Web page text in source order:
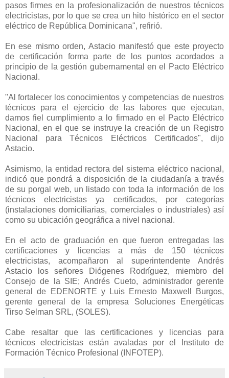
pasos firmes en la profesionalización de nuestros técnicos
electricistas, por lo que se crea un hito histórico en el sector
eléctrico de República Dominicana", refirió.
En ese mismo orden, Astacio manifestó que este proyecto
de certificación forma parte de los puntos acordados a
principio de la gestión gubernamental en el Pacto Eléctrico
Nacional.
"Al fortalecer los conocimientos y competencias de nuestros
técnicos para el ejercicio de las labores que ejecutan,
damos fiel cumplimiento a lo firmado en el Pacto Eléctrico
Nacional, en el que se instruye la creación de un Registro
Nacional para Técnicos Eléctricos Certificados", dijo
Astacio.
Asimismo, la entidad rectora del sistema eléctrico nacional,
indicó que pondrá a disposición de la ciudadanía a través
de su porgal web, un listado con toda la información de los
técnicos electricistas ya certificados, por categorías
(instalaciones domiciliarias, comerciales o industriales) así
como su ubicación geográfica a nivel nacional.
En el acto de graduación en que fueron entregadas las
certificaciones y licencias a más de 150 técnicos
electricistas, acompañaron al superintendente Andrés
Astacio los señores Diógenes Rodríguez, miembro del
Consejo de la SIE; Andrés Cueto, administrador gerente
general de EDENORTE y Luis Ernesto Maxwell Burgos,
gerente general de la empresa Soluciones Energéticas
Tirso Selman SRL, (SOLES).
Cabe resaltar que las certificaciones y licencias para
técnicos electricistas están avaladas por el Instituto de
Formación Técnico Profesional (INFOTEP).